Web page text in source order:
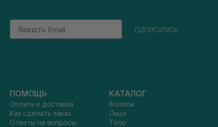
Email
підписатись
ПОМОЩЬ
Оплата и доставка
Как сделать заказ
Ответы на вопросы
КАТАЛОГ
Волосы
Лицо
Тело